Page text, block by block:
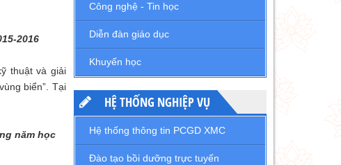
2016
thuật và giải
biển”. Tại
năm học
Công nghệ - Tin học
Diễn đàn giáo dục
Khuyến học
HỆ THỐNG NGHIỆP VỤ
Hệ thống thông tin PCGD XMC
Đào tạo bồi dưỡng trực tuyến